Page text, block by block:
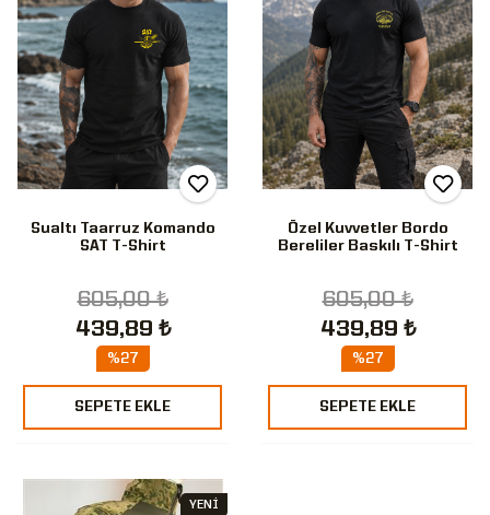
Sualtı Taarruz Komando
SAT T-Shirt
605,00 ₺
439,89 ₺
%27
SEPETE EKLE
Özel Kuvvetler Bordo
Bereliler Baskılı T-Shirt
605,00 ₺
439,89 ₺
%27
SEPETE EKLE
YENİ